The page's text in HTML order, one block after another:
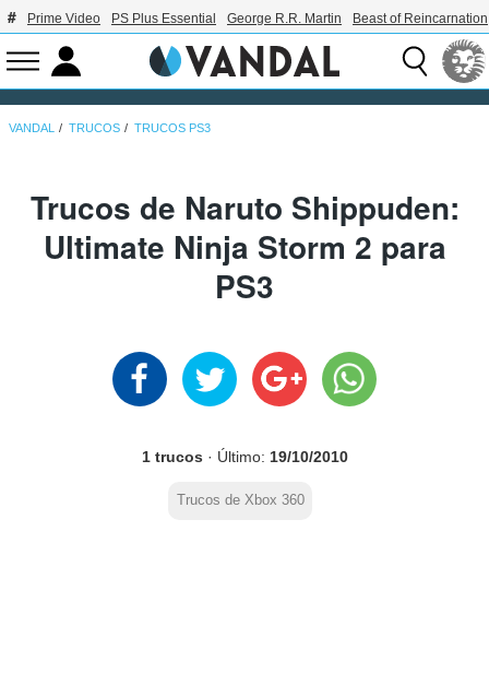
Prime Video PS Plus Essential George R.R. Martin Beast of Reincarnation
VANDAL TRUCOS TRUCOS PS3
Trucos de Naruto Shippuden:
Ultimate Ninja Storm 2 para
PS3
1 trucos · Último: 19/10/2010
Trucos de Xbox 360